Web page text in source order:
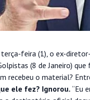
terça-feira (1), o ex-
(8 de Janeiro)
recebeu o material?
ele fez? Ignorou.“Eu